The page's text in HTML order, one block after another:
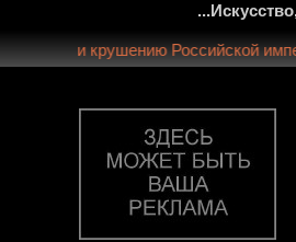
монархии и крушению Российской